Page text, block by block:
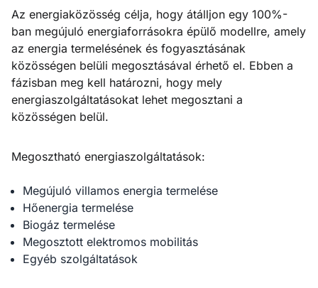
Az energiaközösség célja, hogy átálljon egy 100%-
ban megújuló energiaforrásokra épülő modellre, amely
az energia termelésének és fogyasztásának
közösségen belüli megosztásával érhető el. Ebben a
fázisban meg kell határozni, hogy mely
energiaszolgáltatásokat lehet megosztani a
közösségen belül.
Megosztható energiaszolgáltatások:
Megújuló villamos energia termelése
Hőenergia termelése
Biogáz termelése
Megosztott elektromos mobilitás
Egyéb szolgáltatások